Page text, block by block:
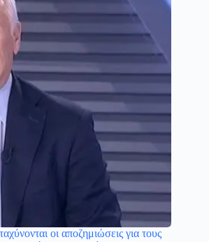
οι αποζημιώσεις για τους